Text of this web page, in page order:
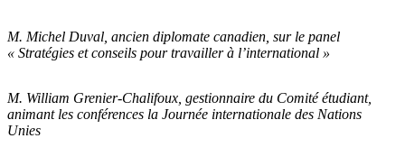
M. Michel Duval, ancien diplomate canadien, sur le panel
« Stratégies et conseils pour travailler à l’international »
M. William Grenier-Chalifoux, gestionnaire du Comité étudiant,
animant les conférences la Journée internationale des Nations
Unies